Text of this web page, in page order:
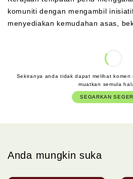
komuniti dengan mengambil
menyediakan kemudahan asas,
Sekiranya anda tidak dapat melihat
muatkan semula
SEGARKAN
Anda mungkin suka